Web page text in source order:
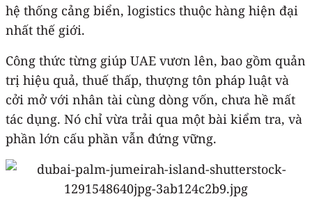
hệ thống cảng biển, logistics thuộc hàng hiện đại
nhất thế giới.
Công thức từng giúp UAE vươn lên, bao gồm quản
trị hiệu quả, thuế thấp, thượng tôn pháp luật và
cởi mở với nhân tài cùng dòng vốn, chưa hề mất
tác dụng. Nó chỉ vừa trải qua một bài kiểm tra, và
phần lớn cấu phần vẫn đứng vững.